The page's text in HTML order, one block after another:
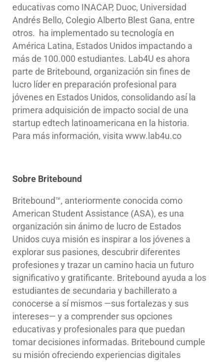
educativas como INACAP, Duoc, Universidad
Andrés Bello, Colegio Alberto Blest Gana, entre
otros. ha implementado su tecnología en
América Latina, Estados Unidos impactando a
más de 100.000 estudiantes. Lab4U es ahora
parte de Britebound, organización sin fines de
lucro líder en preparación profesional para
jóvenes en Estados Unidos, consolidando así la
primera adquisición de impacto social de una
startup edtech latinoamericana en la historia.
Para más información, visita www.lab4u.co
Sobre Britebound
Britebound™, anteriormente conocida como
American Student Assistance (ASA), es una
organización sin ánimo de lucro de Estados
Unidos cuya misión es inspirar a los jóvenes a
explorar sus pasiones, descubrir diferentes
profesiones y trazar un camino hacia un futuro
significativo y gratificante. Britebound ayuda a los
estudiantes de secundaria y bachillerato a
conocerse a sí mismos —sus fortalezas y sus
intereses— y a comprender sus opciones
educativas y profesionales para que puedan
tomar decisiones informadas. Britebound cumple
su misión ofreciendo experiencias digitales